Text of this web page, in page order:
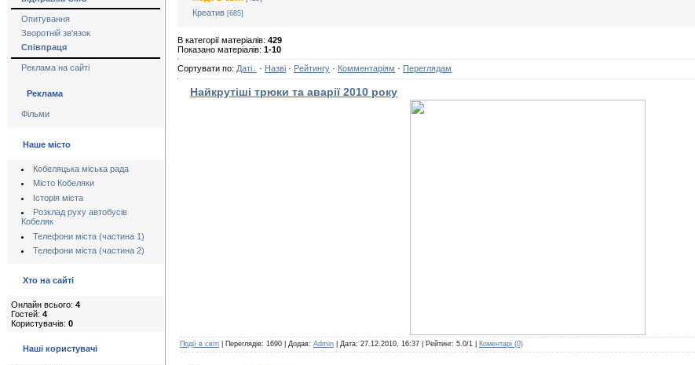
Опитування
Зворотній зв'язок
Співпраця
Реклама на сайті
Реклама
Фільми
Наше місто
Кобеляцька міська рада
Місто Кобеляки
Історія міста
Розклад руху автобусів
Кобеляк
Телефони міста (частина 1)
Телефони міста (частина 2)
Хто на сайті
Онлайн всього: 4
Гостей: 4
Користувачів: 0
Наші користувачі
Креатив [685]
В категорії матеріалів: 429
Показано матеріалів: 1-10
Сортувати по: Даті · Назві · Рейтингу · Комментаріям · Переглядам
Найкрутіші трюки та аварії 2010 року
Події в світі | Переглядів: 1690 | Додав: Admin | Дата: 27.12.2010, 16:37 | Рейтинг: 5.0/1 | Коментарі (0)